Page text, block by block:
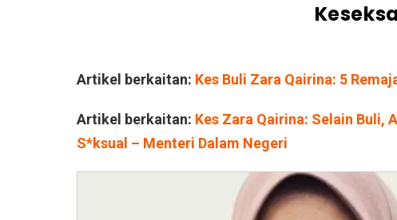
Artikel berkaitan: Kes Buli Zara Qairina: 5
Artikel berkaitan: Kes Zara Qairina: Selain Buli,
S*ksual – Menteri Dalam Negeri